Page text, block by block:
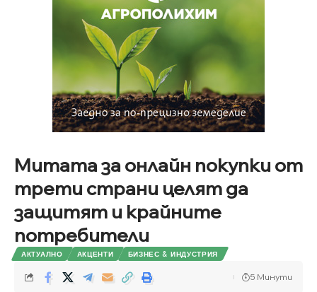
Митата за онлайн покупки от
трети страни целят да
защитят и крайните
потребители
АКТУАЛНО АКЦЕНТИ БИЗНЕС & ИНДУСТРИЯ
5 Минути